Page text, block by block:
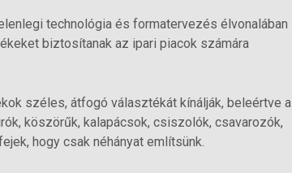
technológia és formatervezés élvonalában
biztosítanak az ipari piacok számára
széles, átfogó választékát kínálják, beleértve a
köszörűk, kalapácsok, csiszolók, csavarozók,
hogy csak néhányat említsünk.